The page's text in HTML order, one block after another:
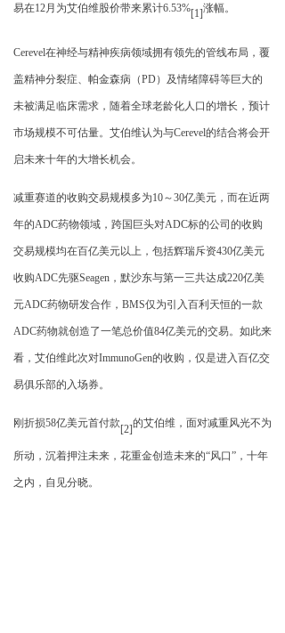
易在12月为艾伯维股价带来累计6.53%[1]涨幅。
Cerevel在神经与精神疾病领域拥有领先的管线布局，覆
盖精神分裂症、帕金森病（PD）及情绪障碍等巨大的
未被满足临床需求，随着全球老龄化人口的增长，预计
市场规模不可估量。艾伯维认为与Cerevel的结合将会开
启未来十年的大增长机会。
减重赛道的收购交易规模多为10～30亿美元，而在近两
年的ADC药物领域，跨国巨头对ADC标的公司的收购
交易规模均在百亿美元以上，包括辉瑞斥资430亿美元
收购ADC先驱Seagen ，默沙东与第一三共达成220亿美
元ADC药物研发合作， BMS仅为引入百利天恒的一款
ADC药物就创造了一笔总价值84亿美元的交易。如此来
看，艾伯维此次对ImmunoGen的收购，仅是进入百亿交
易俱乐部的入场券。
刚折损58亿美元首付款[2]的艾伯维，面对减重风光不为
所动，沉着押注未来，花重金创造未来的“风口” ，十年
之内，自见分晓。